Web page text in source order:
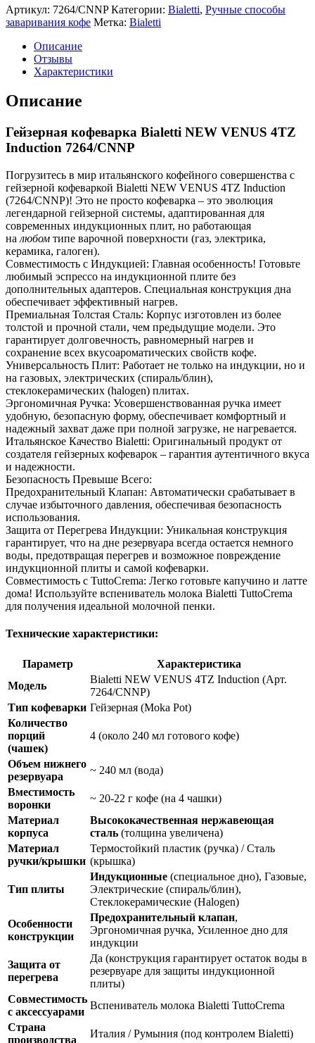
Артикул: 7264/CNNP Категории: Bialetti, Ручные способы
заваривания кофе Метка: Bialetti
Описание
Отзывы
Характеристики
Описание
Гейзерная кофеварка Bialetti NEW VENUS 4TZ
Induction 7264/CNNP
Погрузитесь в мир итальянского кофейного совершенства с
гейзерной кофеваркой Bialetti NEW VENUS 4TZ Induction
(7264/CNNP)! Это не просто кофеварка – это эволюция
легендарной гейзерной системы, адаптированная для
современных индукционных плит, но работающая
на любом типе варочной поверхности (газ, электрика,
керамика, галоген).
Совместимость с Индукцией: Главная особенность! Готовьте
любимый эспрессо на индукционной плите без
дополнительных адаптеров. Специальная конструкция дна
обеспечивает эффективный нагрев.
Премиальная Толстая Сталь: Корпус изготовлен из более
толстой и прочной стали, чем предыдущие модели. Это
гарантирует долговечность, равномерный нагрев и
сохранение всех вкусоароматических свойств кофе.
Универсальность Плит: Работает не только на индукции, но и
на газовых, электрических (спираль/блин),
стеклокерамических (halogen) плитах.
Эргономичная Ручка: Усовершенствованная ручка имеет
удобную, безопасную форму, обеспечивает комфортный и
надежный захват даже при полной загрузке, не нагревается.
Итальянское Качество Bialetti: Оригинальный продукт от
создателя гейзерных кофеварок – гарантия аутентичного вкуса
и надежности.
Безопасность Превыше Всего:
Предохранительный Клапан: Автоматически срабатывает в
случае избыточного давления, обеспечивая безопасность
использования.
Защита от Перегрева Индукции: Уникальная конструкция
гарантирует, что на дне резервуара всегда остается немного
воды, предотвращая перегрев и возможное повреждение
индукционной плиты и самой кофеварки.
Совместимость с TuttoCrema: Легко готовьте капучино и латте
дома! Используйте вспениватель молока Bialetti TuttoCrema
для получения идеальной молочной пенки.
Технические характеристики:
Параметр
Характеристика
Модель
Bialetti NEW VENUS 4TZ Induction (Арт.
7264/CNNP)
Тип кофеварки Гейзерная (Moka Pot)
Количество
порций
(чашек)
4 (около 240 мл готового кофе)
Объем нижнего
резервуара
~ 240 мл (вода)
Вместимость
воронки
~ 20-22 г кофе (на 4 чашки)
Материал
корпуса
Высококачественная нержавеющая
сталь (толщина увеличена)
Материал
ручки/крышки
Термостойкий пластик (ручка) / Сталь
(крышка)
Тип плиты
Индукционные (специальное дно), Газовые,
Электрические (спираль/блин),
Стеклокерамические (Halogen)
Особенности
конструкции
Предохранительный клапан,
Эргономичная ручка, Усиленное дно для
индукции
Защита от
перегрева
Да (конструкция гарантирует остаток воды в
резервуаре для защиты индукционной
плиты)
Совместимость
с аксессуарами
Вспениватель молока Bialetti TuttoCrema
Страна
производства
Италия / Румыния (под контролем Bialetti)